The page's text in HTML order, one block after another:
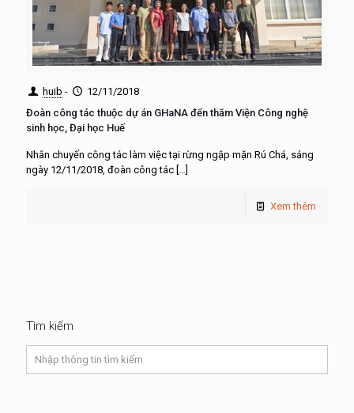
huib -
12/11/2018
Đoàn công tác thuộc dự án GHaNA đến thăm Viện Công nghệ
sinh học, Đại học Huế
Nhân chuyến công tác làm việc tại rừng ngập mặn Rú Chá, sáng
ngày 12/11/2018, đoàn công tác […]
Xem thêm
Tìm kiếm